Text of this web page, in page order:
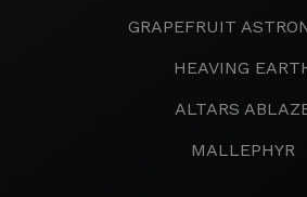
GRAPEFRUIT
HEAVING
ALTARS
MALLEPHYR